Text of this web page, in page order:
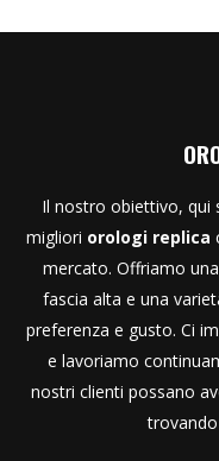
Il nostro obiettivo, qui
migliori orologi replica
mercato. Offriamo
fascia alta e una
preferenza e gusto. Ci
e lavoriamo
nostri clienti possano